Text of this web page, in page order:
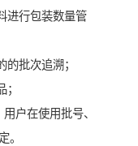
进行包装数量管
批次追溯；
户在使用批号、
。